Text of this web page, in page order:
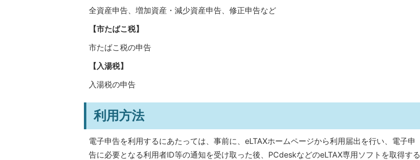
全資産申告、増加資産・減少資産申告、修正申告など
【市たばこ税】
市たばこ税の申告
【入湯税】
入湯税の申告
利用方法
電子申告を利用するにあたっては、事前に、eLTAXホームページから利用届出を行い、電子申
告に必要となる利用者ID等の通知を受け取った後、PCdeskなどのeLTAX専用ソフトを取得する